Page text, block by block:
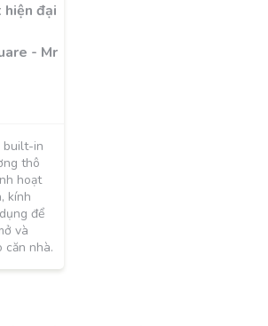
đại
- Mr
built-in
thô
hoạt
kính
để
và
căn nhà.